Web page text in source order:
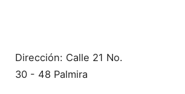
Dirección: Calle 21 No.
30 - 48 Palmira